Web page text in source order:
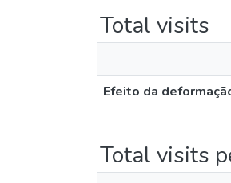
Total visits
Efeito da
Total visits